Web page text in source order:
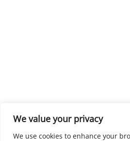
We value your privacy
We use cookies to enhance your